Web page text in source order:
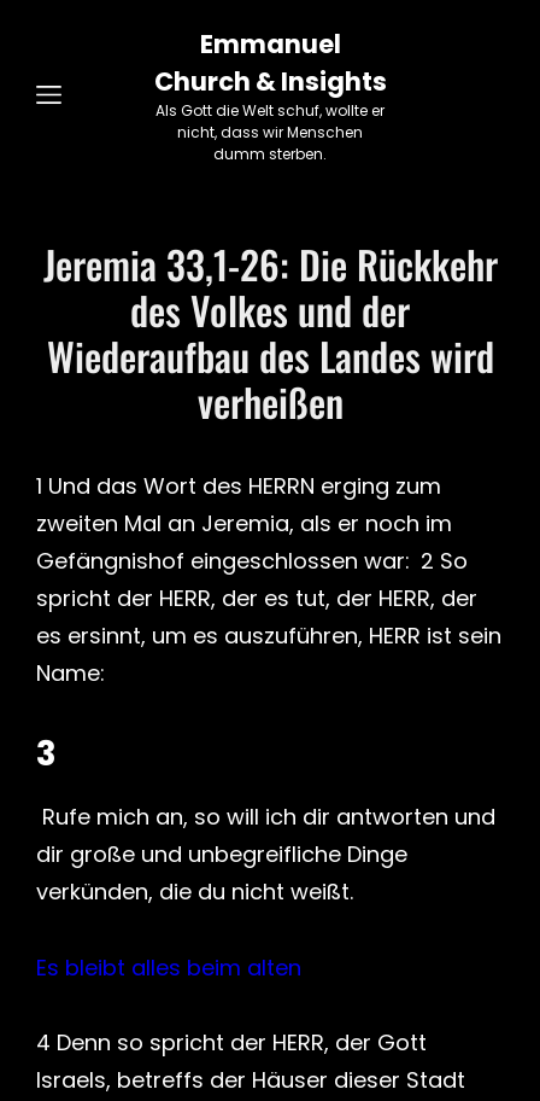
Emmanuel
Church & Insights
Als Gott die Welt schuf, wollte er
nicht, dass wir Menschen
dumm sterben.
Jeremia 33,1-26: Die Rückkehr
des Volkes und der
Wiederaufbau des Landes wird
verheißen
1 Und das Wort des HERRN erging zum
zweiten Mal an Jeremia, als er noch im
Gefängnishof eingeschlossen war: 2 So
spricht der HERR, der es tut, der HERR, der
es ersinnt, um es auszuführen, HERR ist sein
Name:
3
Rufe mich an, so will ich dir antworten und
dir große und unbegreifliche Dinge
verkünden, die du nicht weißt.
Es bleibt alles beim alten
4 Denn so spricht der HERR, der Gott
Israels, betreffs der Häuser dieser Stadt